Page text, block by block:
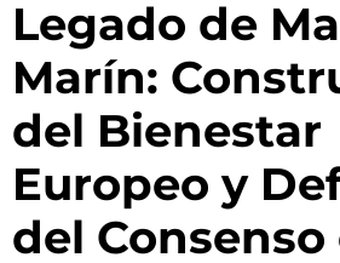
Legado de
Marín:
del Bienestar
Europeo y
del Consenso